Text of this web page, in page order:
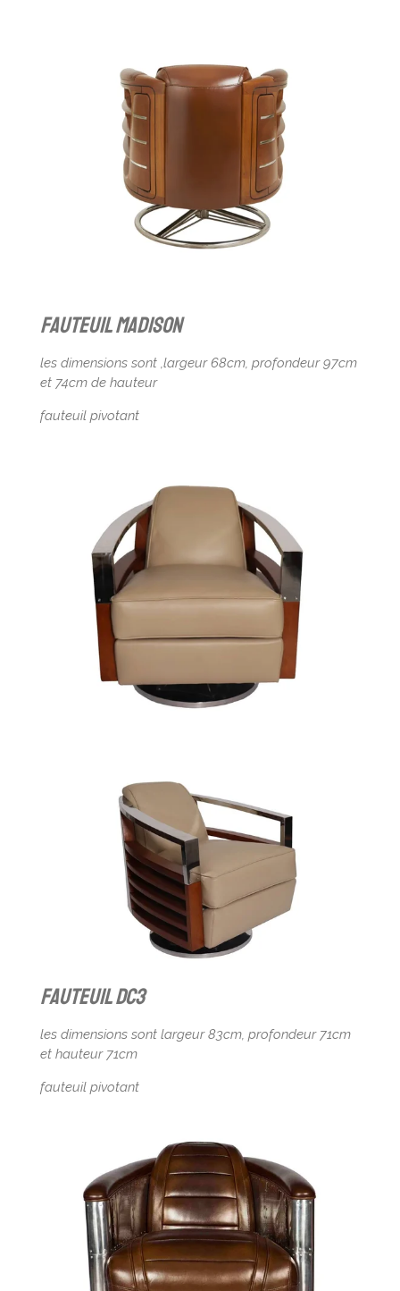
fauteuil madison
les dimensions sont ,largeur 68cm, profondeur 97cm
et 74cm de hauteur
fauteuil pivotant
Fauteuil DC3
les dimensions sont largeur 83cm, profondeur 71cm
et hauteur 71cm
fauteuil pivotant